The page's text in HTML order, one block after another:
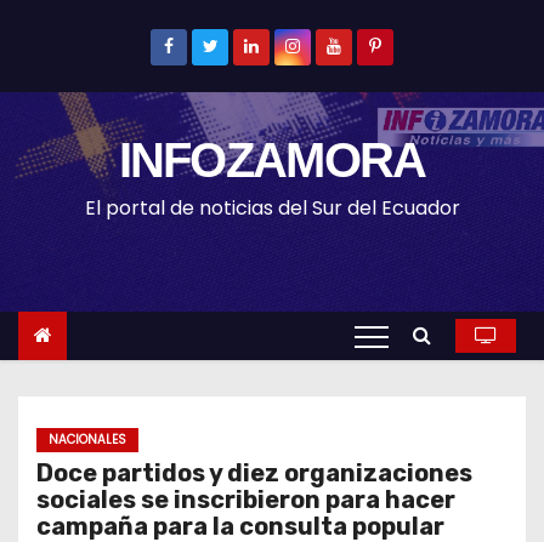
t
e
INFOZAMORA
El portal de noticias del Sur del Ecuador
NACIONALES
Doce partidos y diez organizaciones
sociales se inscribieron para hacer
campaña para la consulta popular